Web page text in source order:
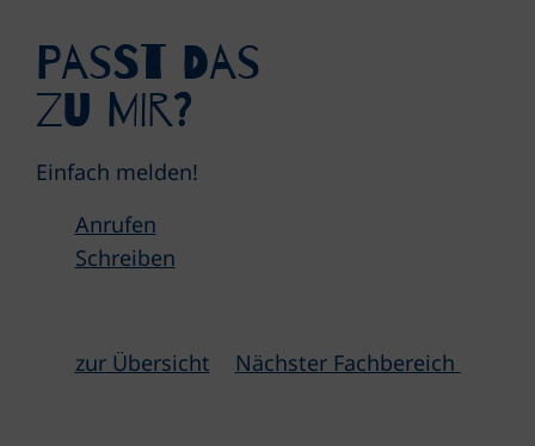
Passt das
zu mir?
Einfach melden!
Anrufen
Schreiben
zur Übersicht Nächster Fachbereich